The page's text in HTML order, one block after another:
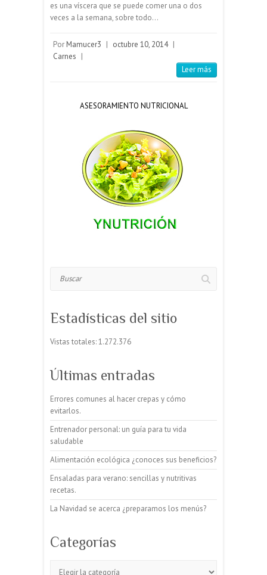
es una víscera que se puede comer una o dos
veces a la semana, sobre todo…
Por Mamucer3 | octubre 10, 2014 |
Carnes |
Leer más
ASESORAMIENTO NUTRICIONAL
Estadísticas del sitio
Vistas totales:1.272.376
Últimas entradas
Errores comunes al hacer crepas y cómo
evitarlos.
Entrenador personal: un guía para tu vida
saludable
Alimentación ecológica ¿conoces sus beneficios?
Ensaladas para verano: sencillas y nutritivas
recetas.
La Navidad se acerca ¿preparamos los menús?
Categorías